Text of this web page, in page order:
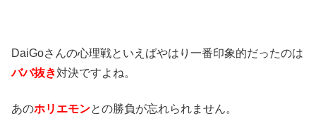
DaiGoさんの心理戦といえばやはり一番印象的だったのは
ババ抜き対決ですよね。
あのホリエモンとの勝負が忘れられません。